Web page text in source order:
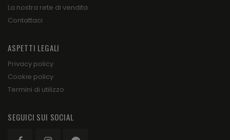
La nostra rete di vendita
Contattaci
ASPETTI LEGALI
Privacy policy
Cookie policy
Termini di utilizzo
SEGUICI SUI SOCIAL